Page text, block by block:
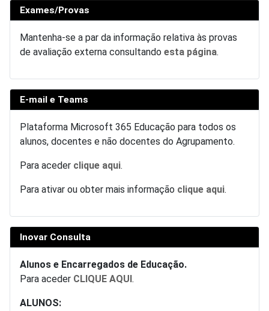
Exames/Provas
Mantenha-se a par da informação relativa às provas
de avaliação externa consultando esta página.
E-mail e Teams
Plataforma Microsoft 365 Educação para todos os
alunos, docentes e não docentes do Agrupamento.
Para aceder clique aqui.
Para ativar ou obter mais informação clique aqui.
Inovar Consulta
Alunos e Encarregados de Educação.
Para aceder CLIQUE AQUI .
ALUNOS: